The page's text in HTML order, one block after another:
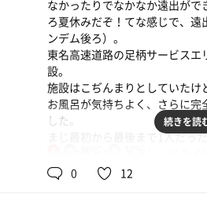
揚げなすとトマトのうどん
混んでいたので注文から40分
念願の夜泣きそばも食べられ
た！
また機会があったらドーミーイ
なかったりでなかなか遠出が
ろ夏休みだぞ！てな感じで、遠
ンデム後ろ）。
東名高速道路の足柄サービス
設。
施設はこぢんまりとしていたけ
お風呂が気持ちよく、さらに完
した。
まじ最初から最後まで1人だっ
乳液も完備。素晴らしい。レン
続きを読
0 12